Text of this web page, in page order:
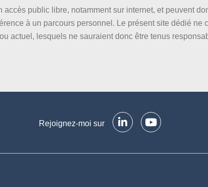
public libre, notamment sur internet, et peuvent
à un parcours personnel. Le présent site dédié ne
actuel, lesquels ne sauraient donc être tenus
Rejoignez-moi sur